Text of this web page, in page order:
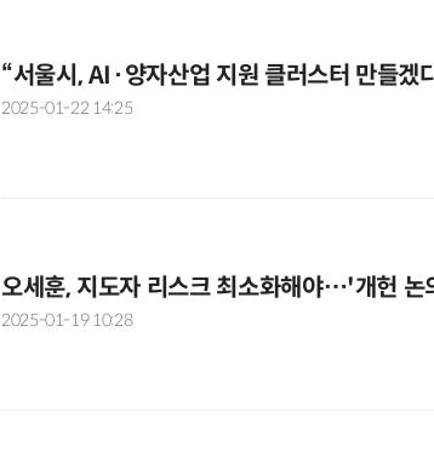
“서울시, AI·양자산업 지원 클러스터 만들겠
2025-01-22 14:25
오세훈, 지도자 리스크 최소화해야…'개헌 논
2025-01-19 10:28